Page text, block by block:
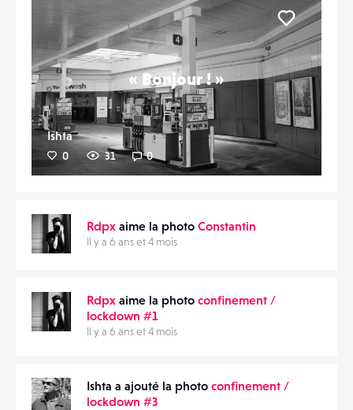
« Bonjour ! »
Ishta
0 31 0
Liker
Rdpx aime la photo Constantin
Il y a 6 ans et 4 mois
Rdpx aime la photo confinement /
lockdown #1
Il y a 6 ans et 4 mois
Ishta a ajouté la photo confinement /
lockdown #3